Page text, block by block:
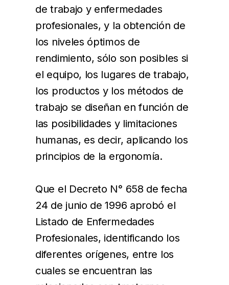
de trabajo y enfermedades
profesionales, y la obtención de
los niveles óptimos de
rendimiento, sólo son posibles si
el equipo, los lugares de trabajo,
los productos y los métodos de
trabajo se diseñan en función de
las posibilidades y limitaciones
humanas, es decir, aplicando los
principios de la ergonomía.
Que el Decreto N° 658 de fecha
24 de junio de 1996 aprobó el
Listado de Enfermedades
Profesionales, identificando los
diferentes orígenes, entre los
cuales se encuentran las